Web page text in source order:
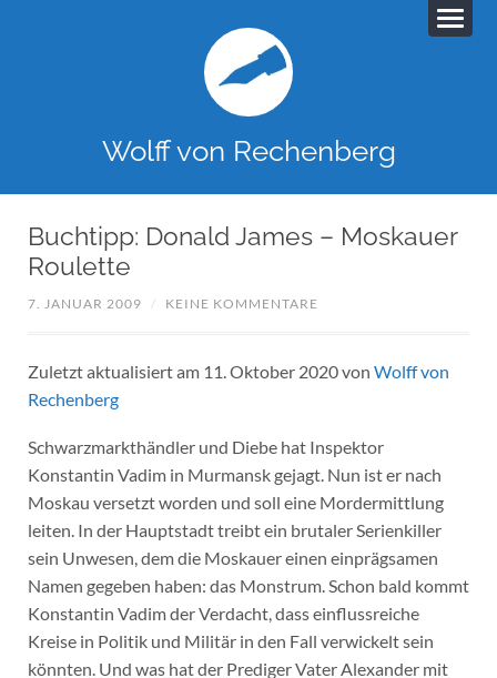
Wolff von Rechenberg
Buchtipp: Donald James – Moskauer
Roulette
7. JANUAR 2009 / KEINE KOMMENTARE
Zuletzt aktualisiert am 11. Oktober 2020 von Wolff von
Rechenberg
Schwarzmarkthändler und Diebe hat Inspektor
Konstantin Vadim in Murmansk gejagt. Nun ist er nach
Moskau versetzt worden und soll eine Mordermittlung
leiten. In der Hauptstadt treibt ein brutaler Serienkiller
sein Unwesen, dem die Moskauer einen einprägsamen
Namen gegeben haben: das Monstrum. Schon bald kommt
Konstantin Vadim der Verdacht, dass einflussreiche
Kreise in Politik und Militär in den Fall verwickelt sein
könnten. Und was hat der Prediger Vater Alexander mit